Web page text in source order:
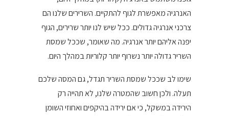
האנרגיה מאפשרת לגוף להתקיים. השרירים שלנו הם
צרכני אנרגיה גדולים. ככל שיש לנו יותר שרירים, הגוף
יפנה אליהם יותר אנרגיה. מה שאומר, שככל שמסת
השריר גדולה יותר נשרוף יותר קלוריות במהלך היום.
שימו לב שככל שמסת השריר תגדל, גם המסה שלכם
תעלה. ולכן חשוב שהמטרה שלנו, לא תהייה רק
הירידה במשקל, כי אם ירידה בהיקפים ואחוזי השומן